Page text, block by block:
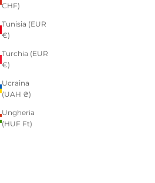
CHF)
Tunisia (EUR
€)
Turchia (EUR
€)
Ucraina
(UAH ₴)
Ungheria
(HUF Ft)